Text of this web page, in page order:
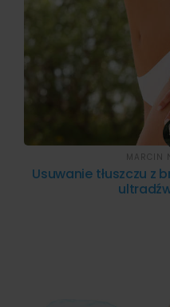
Usuwanie tłuszczu z
MARCIN